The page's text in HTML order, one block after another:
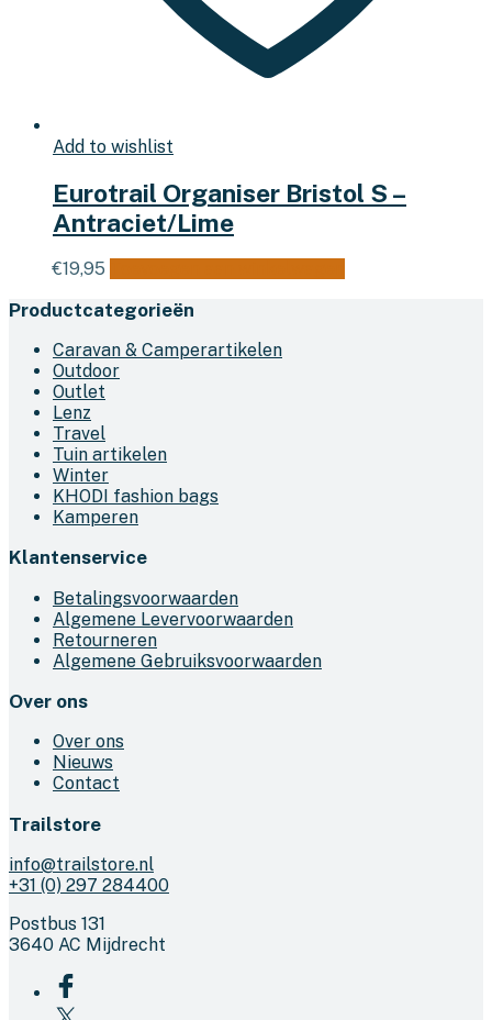
Add to wishlist
Eurotrail Organiser Bristol S –
Antraciet/Lime
€19,95
Productcategorieën
Caravan & Camperartikelen
Outdoor
Outlet
Lenz
Travel
Tuin artikelen
Winter
KHODI fashion bags
Kamperen
Klantenservice
Betalingsvoorwaarden
Algemene Levervoorwaarden
Retourneren
Algemene Gebruiksvoorwaarden
Over ons
Over ons
Nieuws
Contact
Trailstore
info@trailstore.nl
+31 (0) 297 284400
Postbus 131
3640 AC Mijdrecht